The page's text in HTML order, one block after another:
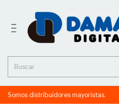
Somos distribuidores mayoristas.